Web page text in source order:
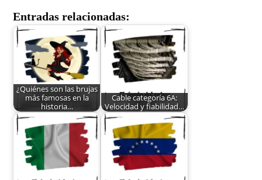
Entradas relacionadas:
¿Quiénes son las brujas
más famosas en la
historia…
Cable categoría 6A:
Velocidad y fiabilidad…